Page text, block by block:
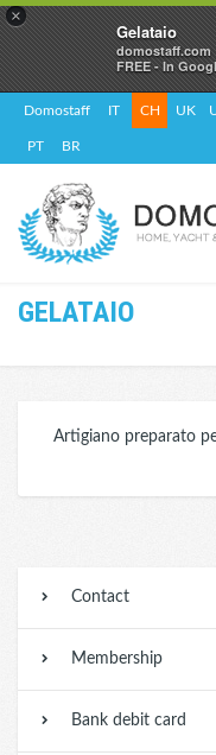
×
Gelataio
domostaff.com
FREE - In
Domostaff IT CH UK
PT BR
GELATAIO
Artigiano preparato
Contact
Membership
Bank debit card